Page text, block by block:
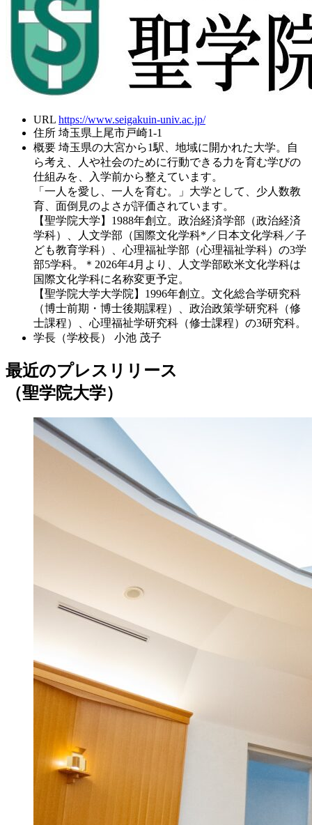
URL https://www.seigakuin-univ.ac.jp/
住所 埼玉県上尾市戸崎1-1
概要 埼玉県の大宮から1駅、地域に開かれた大学。自
ら考え、人や社会のために行動できる力を育む学びの
仕組みを、入学前から整えています。
「一人を愛し、一人を育む。」大学として、少人数教
育、面倒見のよさが評価されています。
【聖学院大学】1988年創立。政治経済学部（政治経済
学科）、人文学部（国際文化学科*／日本文化学科／子
ども教育学科）、心理福祉学部（心理福祉学科）の3学
部5学科。＊2026年4月より、人文学部欧米文化学科は
国際文化学科に名称変更予定。
【聖学院大学大学院】1996年創立。文化総合学研究科
（博士前期・博士後期課程）、政治政策学研究科（修
士課程）、心理福祉学研究科（修士課程）の3研究科。
学長（学校長）
小池 茂子
最近のプレスリリース
（聖学院大学）